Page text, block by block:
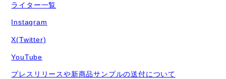
ライター一覧
Instagram
X(Twitter)
YouTube
プレスリリースや新商品サンプルの送付について